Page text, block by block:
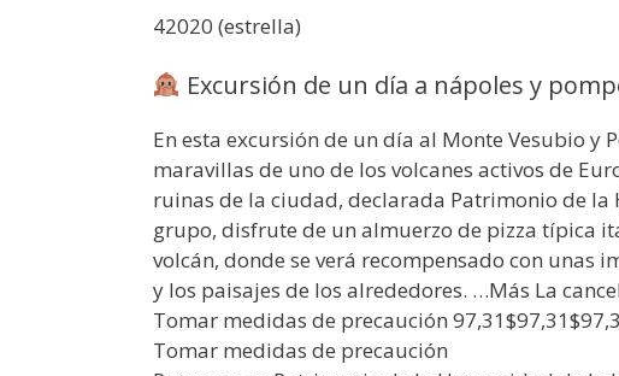
42020 (estrella)
Excursión de un día a nápoles y
En esta excursión de un día al Monte Vesubio y
maravillas de uno de los volcanes activos de
ruinas de la ciudad, declarada Patrimonio de la
grupo, disfrute de un almuerzo de pizza típica
volcán, donde se verá recompensado con unas
y los paisajes de los alrededores. …Más La
Tomar medidas de precaución
Tomar medidas de precaución